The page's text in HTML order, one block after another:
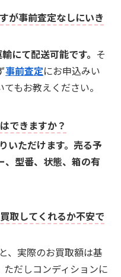
が事前査定なしにいき
にて配送可能です。 そ
事前査定にお申込みい
もお教えください。
できますか？
いただけます。売る予
、型番、状態、箱の有
取してくれるか不安で
、実際のお買取額は基
だしコンディションに